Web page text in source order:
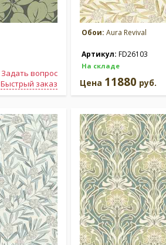
Задать вопрос
Быстрый заказ
Обои: Aura Revival
Артикул: FD26103
На складе
Цена 11880 руб.